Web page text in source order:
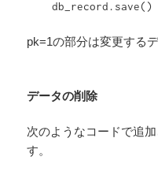
pk=1の部分は変更する
データの削除
次のようなコードで追
す。